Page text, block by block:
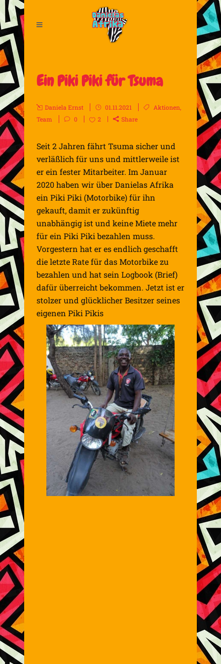
Ein Piki Piki für Tsuma
Daniela Ernst 01.11.2021 Aktionen,
Team
0 2 Share
Seit 2 Jahren fährt Tsuma sicher und
verläßlich für uns und mittlerweile ist
er ein fester Mitarbeiter. Im Januar
2020 haben wir über Danielas Afrika
ein Piki Piki (Motorbike) für ihn
gekauft, damit er zukünftig
unabhängig ist und keine Miete mehr
für ein Piki Piki bezahlen muss.
Vorgestern hat er es endlich geschafft
die letzte Rate für das Motorbike zu
bezahlen und hat sein Logbook (Brief)
dafür überreicht bekommen. Jetzt ist er
stolzer und glücklicher Besitzer seines
eigenen Piki Pikis